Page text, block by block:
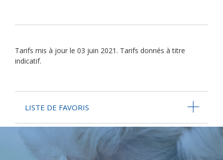
Tarifs mis à jour le 03 juin 2021. Tarifs donnés à titre
indicatif.
LISTE DE FAVORIS